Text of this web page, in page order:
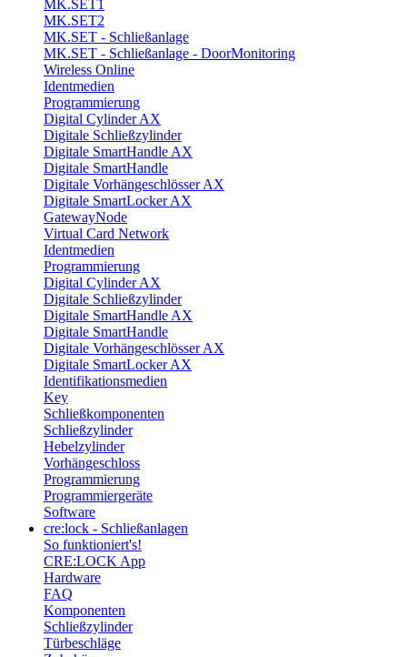
MK.SET1
MK.SET2
MK.SET - Schließanlage
MK.SET - Schließanlage - DoorMonitoring
Wireless Online
Identmedien
Programmierung
Digital Cylinder AX
Digitale Schließzylinder
Digitale SmartHandle AX
Digitale SmartHandle
Digitale Vorhängeschlösser AX
Digitale SmartLocker AX
GatewayNode
Virtual Card Network
Identmedien
Programmierung
Digital Cylinder AX
Digitale Schließzylinder
Digitale SmartHandle AX
Digitale SmartHandle
Digitale Vorhängeschlösser AX
Digitale SmartLocker AX
Identifikationsmedien
Key
Schließkomponenten
Schließzylinder
Hebelzylinder
Vorhängeschloss
Programmierung
Programmiergeräte
Software
cre:lock - Schließanlagen
So funktioniert's!
CRE:LOCK App
Hardware
FAQ
Komponenten
Schließzylinder
Türbeschläge